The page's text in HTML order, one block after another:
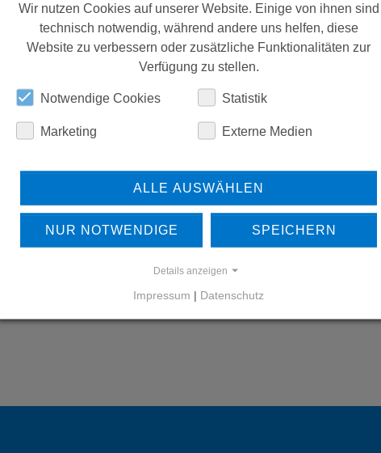
DOWNLOADS
ERFAHREN SIE MEHR ÜBER
UNSERE REFERENZEN
REFERENZEN
Wir nutzen Cookies auf unserer Website. Einige von ihnen sind
technisch notwendig, während andere uns helfen, diese
Website zu verbessern oder zusätzliche Funktionalitäten zur
Verfügung zu stellen.
Notwendige Cookies Statistik
Marketing Externe Medien
ALLE AUSWÄHLEN
NUR NOTWENDIGE SPEICHERN
Details anzeigen
Impressum | Datenschutz